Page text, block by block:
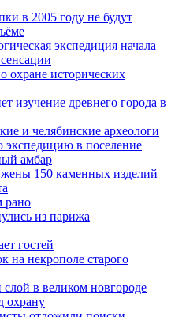
в 2005 году не будут
экспедиция начала
охране исторических
изучение древнего города в
и челябинские археологи
экспедицию в поселение
амбар
150 каменных изделий
рано
из парижа
гостей
на некрополе старого
в великом новгороде
охрану